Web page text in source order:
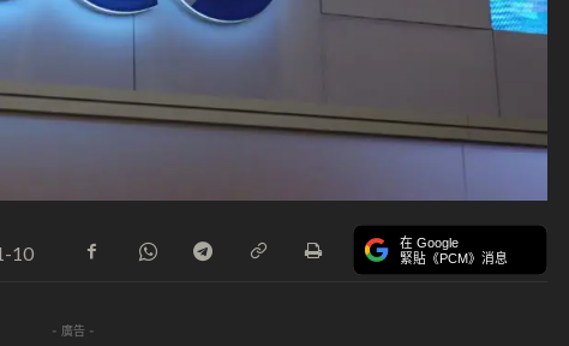
10 在 Google
緊貼《PCM》消息
- 廣告 -